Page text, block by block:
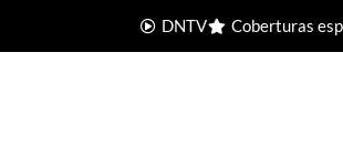
DNTV Coberturas